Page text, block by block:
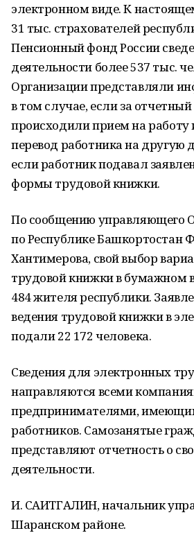
электронном виде. К
31 тыс. страхователей
Пенсионный фонд России
деятельности более 537 тыс.
Организации представляли
в том случае, если за
происходили прием на работу
перевод работника на другую
если работник подавал
формы трудовой книжки.
По сообщению управляющего
по Республике Башкортостан
Хантимерова, свой выбор
трудовой книжки в бумажном
484 жителя республики.
ведения трудовой книжки в
подали 22 172 человека.
Сведения для электронных
направляются всеми
предпринимателями,
работников. Самозанятые
представляют отчетность о
деятельности.
И. САИТГАЛИН, начальник
Шаранском районе.